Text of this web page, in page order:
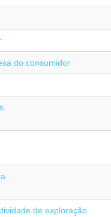
do consumidor
de exploração